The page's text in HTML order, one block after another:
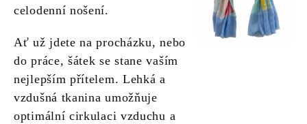
celodenní nošení.
Ať už jdete na procházku, nebo
do práce, šátek se stane vaším
nejlepším přítelem. Lehká a
vzdušná tkanina umožňuje
optimální cirkulaci vzduchu a